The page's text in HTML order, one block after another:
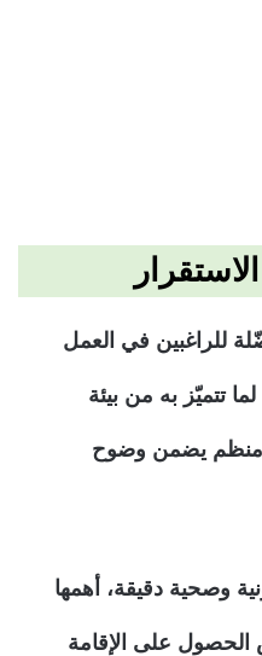
للراغبين في العمل
تتميّز به من بيئة
منظم يضمن وضوح
وصحية دقيقة، أهمها
الحصول على الإقامة